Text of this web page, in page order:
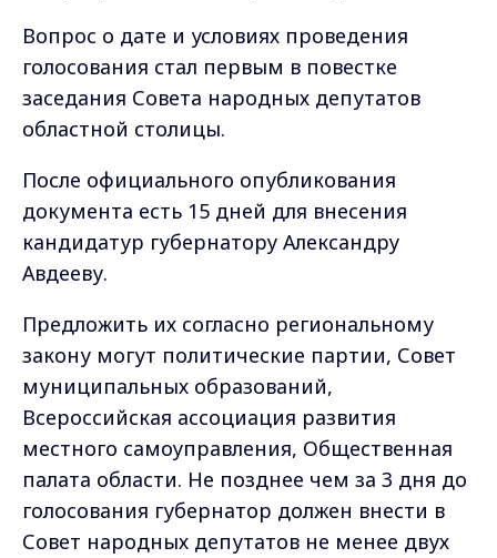
Вопрос о дате и условиях проведения
голосования стал первым в повестке
заседания Совета народных депутатов
областной столицы.
После официального опубликования
документа есть 15 дней для внесения
кандидатур губернатору Александру
Авдееву.
Предложить их согласно региональному
закону могут политические партии, Совет
муниципальных образований,
Всероссийская ассоциация развития
местного самоуправления, Общественная
палата области. Не позднее чем за 3 дня до
голосования губернатор должен внести в
Совет народных депутатов не менее двух